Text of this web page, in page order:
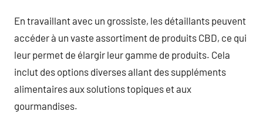
En travaillant avec un grossiste, les détaillants peuvent
accéder à un vaste assortiment de produits CBD, ce qui
leur permet de élargir leur gamme de produits. Cela
inclut des options diverses allant des suppléments
alimentaires aux solutions topiques et aux
gourmandises.